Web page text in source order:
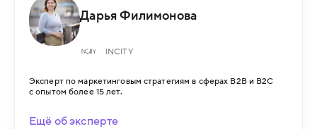
Дарья Филимонова
INCITY
Эксперт по маркетинговым стратегиям в сферах B2B и B2C
с опытом более 15 лет.
Ещё об эксперте